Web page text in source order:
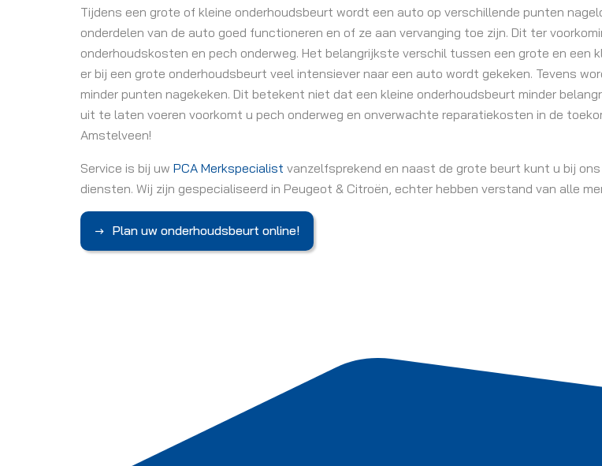
Tijdens een grote of kleine onderhoudsbeurt wordt een auto op verschillende punten
onderdelen van de auto goed functioneren en of ze aan vervanging toe zijn. Dit ter
onderhoudskosten en pech onderweg. Het belangrijkste verschil tussen een grote en een
er bij een grote onderhoudsbeurt veel intensiever naar een auto wordt gekeken. Tevens
minder punten nagekeken. Dit betekent niet dat een kleine onderhoudsbeurt minder
uit te laten voeren voorkomt u pech onderweg en onverwachte reparatiekosten in de
Amstelveen!
Service is bij uw PCA Merkspecialist vanzelfsprekend en naast de grote beurt kunt u bij
diensten. Wij zijn gespecialiseerd in Peugeot & Citroën, echter hebben verstand van alle
Plan uw onderhoudsbeurt online!